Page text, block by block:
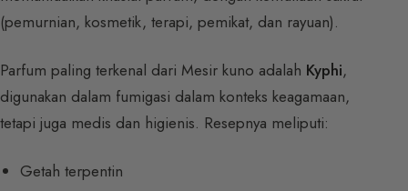
(pemurnian, kosmetik, terapi, pemikat, dan rayuan).
Parfum paling terkenal dari Mesir kuno adalah Kyphi,
digunakan dalam fumigasi dalam konteks keagamaan,
tetapi juga medis dan higienis. Resepnya meliputi:
Getah terpentin